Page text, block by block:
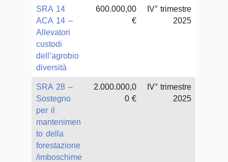
SRA 14
ACA 14 –
Allevatori
custodi
dell’agrobio
diversità
600.000,00
€
IV° trimestre
2025
SRA 28 –
Sostegno
per il
mantenimen
to della
forestazione
/imboschime
2.000.000,0
0 €
IV° trimestre
2025